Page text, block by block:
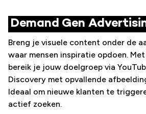
Demand Gen
Breng je visuele content onder de
waar mensen inspiratie opdoen. Met
bereik je jouw doelgroep via
Discovery met opvallende
Ideaal om nieuwe klanten te
actief zoeken.